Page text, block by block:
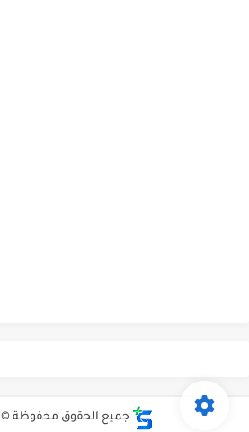
جميع الحقوق محفوظة ©